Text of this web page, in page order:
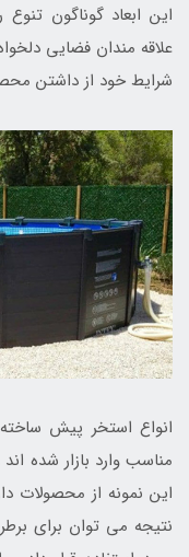
این ابعاد گوناگون
علاقه مندان فضایی
شرایط خود از داشتن
انواع استخر پیش
مناسب وارد بازار شده اند
این نمونه از محصولات
نتیجه می توان برای